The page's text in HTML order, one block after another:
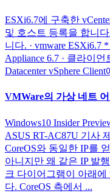
ESXi6.7에 구축한
및 호스트 등록을 합니
니다. · vmware ESXi6.7
Appliance 6.7 · 클라이
Datacenter vSphere
VMWare의 가상 네트
Windows10 Insider
ASUS RT-AC87U 기사
CoreOS와 동일한 IP를
아니지만 왜 같은 IP 발
크 다이어그램이 아래
다. CoreOS 측에서 ...